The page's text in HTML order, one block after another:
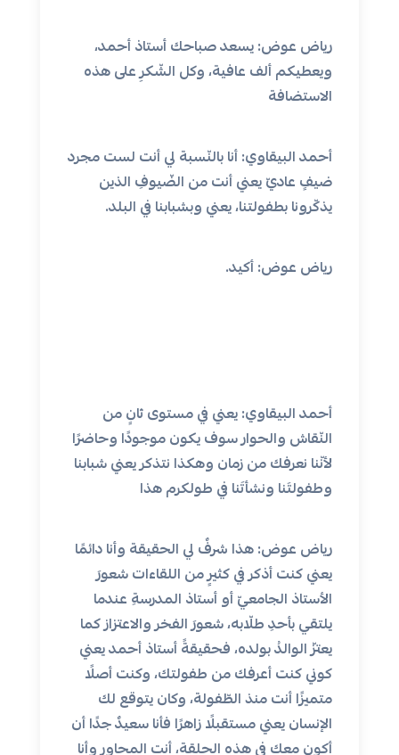
رياض عوض: يسعد صباحك أستاذ أحمد،
ويعطيكم ألف عافية، وكل الشّكرِ على هذه
الاستضافة
أحمد البيقاوي: أنا بالنّسبة لي أنت لست مجرد
ضيفٍ عاديّ يعني أنت من الضّيوفِ الذين
يذكّرونا بطفولتنا، يعني وبشبابنا في البلد.
رياض عوض: أكيد.
أحمد البيقاوي: يعني في مستوى ثانٍ من
النّقاش والحوار سوف يكون موجودًا وحاضرًا
لأنّنا نعرفك من زمان وهكذا نتذكر يعني شبابنا
وطفولتَنا ونشأتَنا في طولكرم هذا
رياض عوض: هذا شرفٌ لي الحقيقة وأنا دائمًا
يعني كنت أذكر في كثيرٍ من اللقاءات شعورَ
الأستاذ الجامعيّ أو أستاذ المدرسةِ عندما
يلتقي بأحدِ طلّابه، شعورَ الفخر والاعتزاز كما
يعتزّ الوالدُ بولده، فحقيقةً أستاذ أحمد يعني
كوني كنت أعرفك من طفولتك، وكنت أصلًا
متميزًا أنت منذ الطّفولة، وكان يتوقع لك
الإنسان يعني مستقبلًا زاهرًا فأنا سعيدٌ جدًا أن
أكون معك في هذه الحلقة، أنت المحاور وأنا